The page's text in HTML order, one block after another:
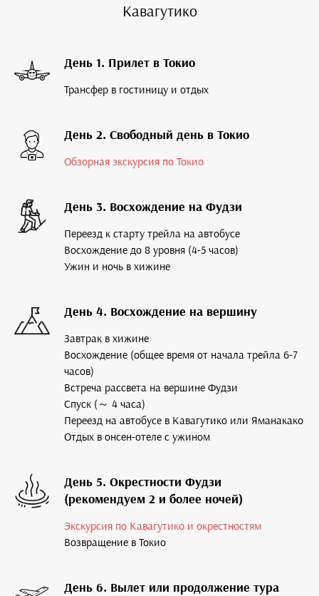
Кавагутико
День 1. Прилет в Токио
Трансфер в гостиницу и отдых
День 2. Свободный день в Токио
Обзорная экскурсия по Токио
День 3. Восхождение на Фудзи
Переезд к старту трейла на автобусе
Восхождение до 8 уровня (4-5 часов)
Ужин и ночь в хижине
День 4. Восхождение на вершину
Завтрак в хижине
Восхождение (общее время от начала трейла 6-7
часов)
Встреча рассвета на вершине Фудзи
Спуск (～ 4 часа)
Переезд на автобусе в Кавагутико или Яманакако
Отдых в онсен-отеле с ужином
День 5. Окрестности Фудзи
(рекомендуем 2 и более ночей)
Экскурсия по Кавагутико и окрестностям
Возвращение в Токио
День 6. Вылет или продолжение тура